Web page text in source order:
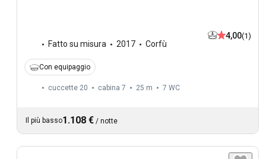
Fatto su misura 2017 Corfù
4,00(1)
Con equipaggio
cuccette 20 cabina 7 25 m 7 WC
Il più basso1.108 € / notte